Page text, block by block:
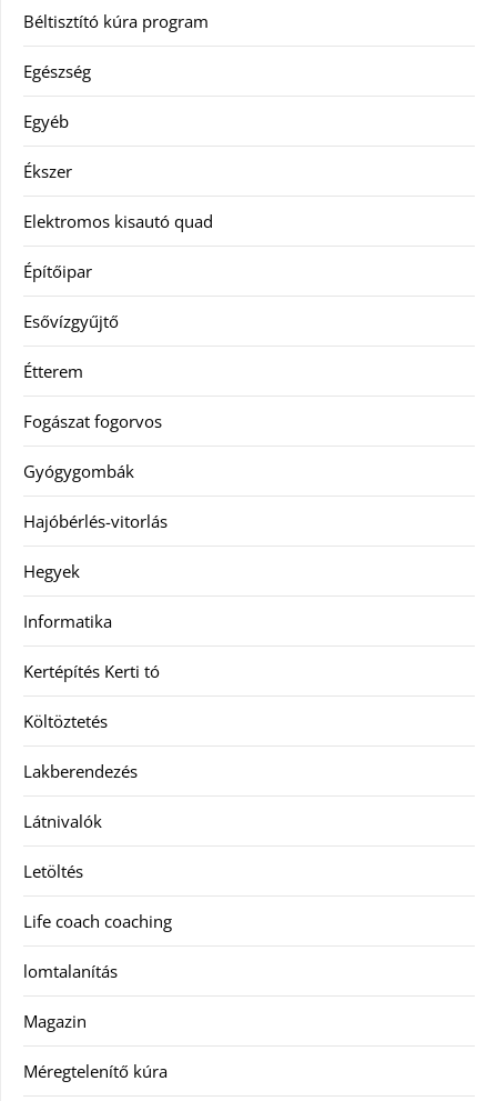
Béltisztító kúra program
Egészség
Egyéb
Ékszer
Elektromos kisautó quad
Építőipar
Esővízgyűjtő
Étterem
Fogászat fogorvos
Gyógygombák
Hajóbérlés-vitorlás
Hegyek
Informatika
Kertépítés Kerti tó
Költöztetés
Lakberendezés
Látnivalók
Letöltés
Life coach coaching
lomtalanítás
Magazin
Méregtelenítő kúra